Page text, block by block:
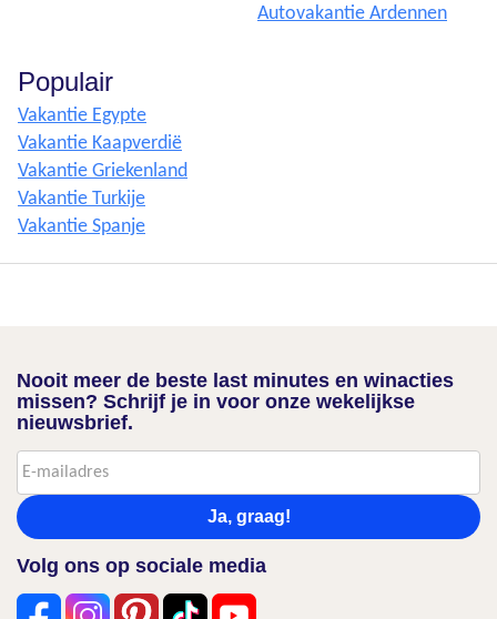
Autovakantie Ardennen
Populair
Vakantie Egypte
Vakantie Kaapverdië
Vakantie Griekenland
Vakantie Turkije
Vakantie Spanje
Nooit meer de beste last minutes en winacties
missen? Schrijf je in voor onze wekelijkse
nieuwsbrief.
Ja, graag!
Volg ons op sociale media